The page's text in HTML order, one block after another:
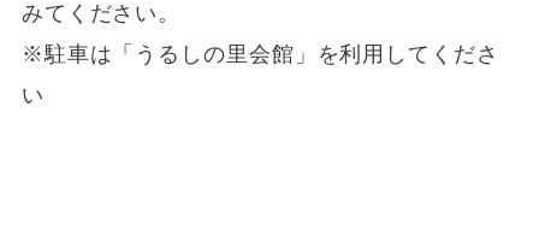
みてください。
※駐車は「うるしの里会館」を利用してくださ
い